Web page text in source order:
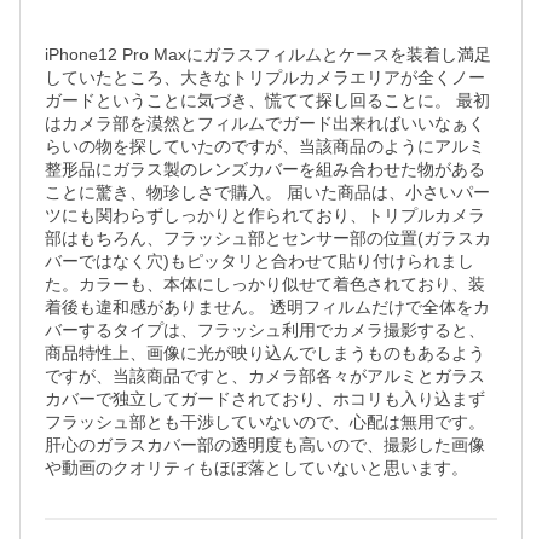
iPhone12 Pro Maxにガラスフィルムとケースを装着し満足
していたところ、大きなトリプルカメラエリアが全くノー
ガードということに気づき、慌てて探し回ることに。 最初
はカメラ部を漠然とフィルムでガード出来ればいいなぁく
らいの物を探していたのですが、当該商品のようにアルミ
整形品にガラス製のレンズカバーを組み合わせた物がある
ことに驚き、物珍しさで購入。 届いた商品は、小さいパー
ツにも関わらずしっかりと作られており、トリプルカメラ
部はもちろん、フラッシュ部とセンサー部の位置(ガラスカ
バーではなく穴)もピッタリと合わせて貼り付けられまし
た。カラーも、本体にしっかり似せて着色されており、装
着後も違和感がありません。 透明フィルムだけで全体をカ
バーするタイプは、フラッシュ利用でカメラ撮影すると、
商品特性上、画像に光が映り込んでしまうものもあるよう
ですが、当該商品ですと、カメラ部各々がアルミとガラス
カバーで独立してガードされており、ホコリも入り込まず
フラッシュ部とも干渉していないので、心配は無用です。
肝心のガラスカバー部の透明度も高いので、撮影した画像
や動画のクオリティもほぼ落としていないと思います。